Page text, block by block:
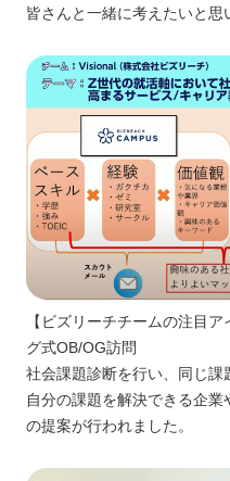
皆さんと一緒に考えたいと思
【ビズリーチチームの注目
グ式OB/OG訪問
社会課題診断を行い、同じ
自分の課題を解決できる企
の提案が行われました。